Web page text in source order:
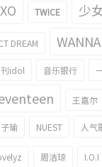
TWICE 少
DREAM
idol 音乐银行
王嘉尔
瑜 NUEST 人气
周洁琼 I.O.I